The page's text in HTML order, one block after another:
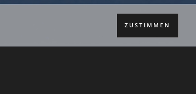
ZUSTIMMEN